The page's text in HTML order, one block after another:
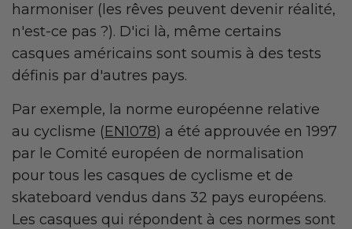
harmoniser (les rêves peuvent devenir réalité,
n'est-ce pas ?). D'ici là, même certains
casques américains sont soumis à des tests
définis par d'autres pays.
Par exemple, la norme européenne relative
au cyclisme (EN1078) a été approuvée en 1997
par le Comité européen de normalisation
pour tous les casques de cyclisme et de
skateboard vendus dans 32 pays européens.
Les casques qui répondent à ces normes sont